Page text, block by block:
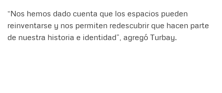
“Nos hemos dado cuenta que los espacios pueden
reinventarse y nos permiten redescubrir que hacen parte
de nuestra historia e identidad”, agregó Turbay.